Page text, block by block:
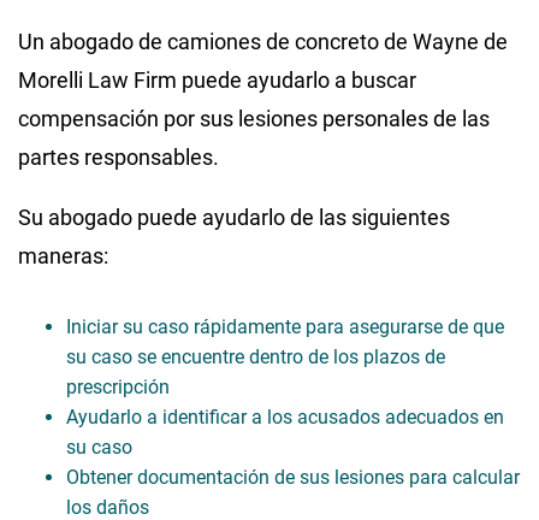
Un abogado de camiones de concreto de Wayne de
Morelli Law Firm puede ayudarlo a buscar
compensación por sus lesiones personales de las
partes responsables.
Su abogado puede ayudarlo de las siguientes
maneras:
Iniciar su caso rápidamente para asegurarse de que
su caso se encuentre dentro de los plazos de
prescripción
Ayudarlo a identificar a los acusados adecuados en
su caso
Obtener documentación de sus lesiones para calcular
los daños